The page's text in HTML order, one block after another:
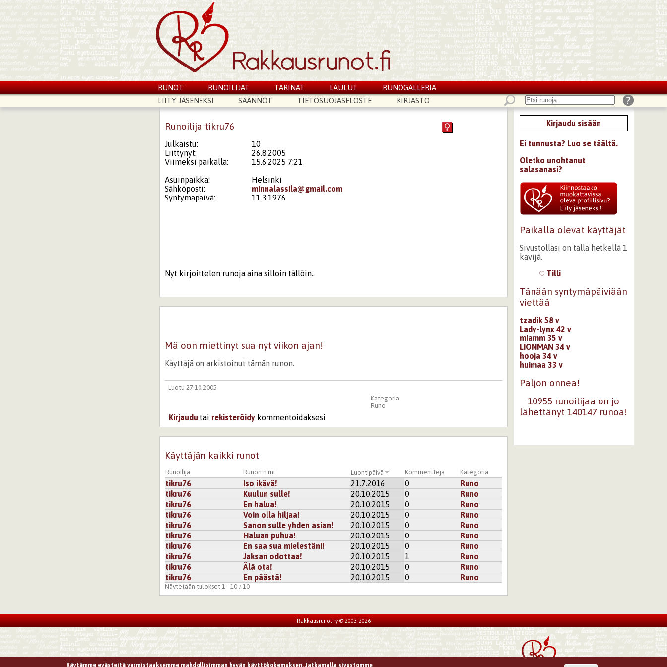
RUNOT RUNOILIJAT TARINAT LAULUT
RUNOGALLERIA
LIITY JÄSENEKSI
SÄÄNNÖT TIETOSUOJASELOSTE KIRJASTO
Runoilija tikru76
Julkaistu:
10
Liittynyt:
26.8.2005
Viimeksi paikalla:
15.6.2025 7:21
Asuinpaikka:
Helsinki
Sähköposti:
minnalassila@gmail.com
Syntymäpäivä:
11.3.1976
Nyt kirjoittelen runoja aina silloin tällöin..
Mä oon miettinyt sua nyt viikon ajan!
Käyttäjä on arkistoinut tämän runon.
Luotu 27.10.2005
Kategoria:
Runo
Kirjaudu tai rekisteröidy kommentoidaksesi
Käyttäjän kaikki runot
Runoilija Runon nimi Luontipäivä Kommentteja Kategoria
tikru76 Iso ikävä! 21.7.2016 0
Runo
tikru76
Kuulun sulle! 20.10.2015 0
Runo
tikru76
En halua! 20.10.2015 0
Runo
tikru76
Voin olla hiljaa! 20.10.2015 0
Runo
tikru76
Sanon sulle yhden asian! 20.10.2015 0
Runo
tikru76
Haluan puhua! 20.10.2015 0
Runo
tikru76
En saa sua mielestäni! 20.10.2015 0
Runo
tikru76
Jaksan odottaa! 20.10.2015 1
Runo
tikru76
Älä ota! 20.10.2015 0
Runo
tikru76
En päästä! 20.10.2015 0 Runo
Näytetään tulokset 1 - 10 / 10
Kirjaudu sisään
Ei tunnusta? Luo se täältä.
Oletko unohtanut
salasanasi?
Paikalla olevat käyttäjät
Sivustollasi on tällä hetkellä 1
kävijä.
Tilli
Tänään syntymäpäiviään
viettää
tzadik 58 v
Lady-lynx 42 v
miamm 35 v
LIONMAN 34 v
hooja 34 v
huimaa 33 v
Paljon onnea!
10955 runoilijaa on jo
lähettänyt 140147 runoa!
Rakkausrunot ry © 2003-2026
Käytämme evästeitä varmistaaksemme mahdollisimman hyvän käyttökokemuksen. Jatkamalla sivustomme